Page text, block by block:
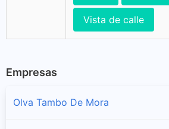
Vista de calle
Empresas
Olva Tambo De Mora